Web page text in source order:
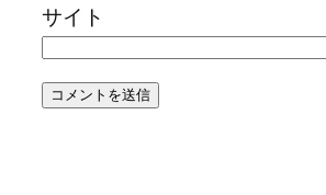
サイト